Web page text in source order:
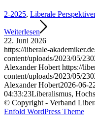
2-2025, Liberale
Weiterlesen
22. Juni 2026
https://liberale-
content/uploads/2023/05/
Alexander Hobert https://
content/uploads/2023/05/
Alexander Hobert2026-06-
04:33:23Liberalismus,
© Copyright - Verband
Enfold WordPress Theme